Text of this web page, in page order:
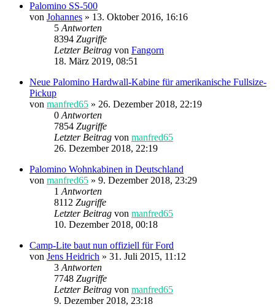
Palomino SS-500
von Johannes » 13. Oktober 2016, 16:16
5 Antworten
8394 Zugriffe
Letzter Beitrag von Fangorn
18. März 2019, 08:51
Neue Palomino Hardwall-Kabine für amerikanische Fullsize-
Pickup
von manfred65 » 26. Dezember 2018, 22:19
0 Antworten
7854 Zugriffe
Letzter Beitrag von manfred65
26. Dezember 2018, 22:19
Palomino Wohnkabinen in Deutschland
von manfred65 » 9. Dezember 2018, 23:29
1 Antworten
8112 Zugriffe
Letzter Beitrag von manfred65
10. Dezember 2018, 00:18
Camp-Lite baut nun offiziell für Ford
von Jens Heidrich » 31. Juli 2015, 11:12
3 Antworten
7748 Zugriffe
Letzter Beitrag von manfred65
9. Dezember 2018, 23:18